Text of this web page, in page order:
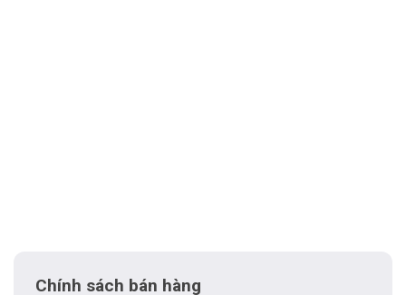
Chính sách bán hàng